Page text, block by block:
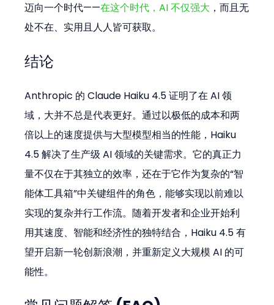
迈向一个时代——在这个时代，AI 不仅强大 ，而且无
处不在、实用且人人皆可获取。
结论
Anthropic 的 Claude Haiku 4.5 证明了在 AI 领
域，大并不总是代表更好。通过以极低的成本和两
倍以上的速度提供与大型模型相当的性能，Haiku
4.5 解决了生产级 AI 领域的关键需求。它的真正力
量不仅在于其独立的效率，还在于它作为复杂的“智
能体工具箱”中关键组件的角色，能够实现以前难以
实现的复杂并行工作流。随着开发者和企业开始利
用其速度、智能和经济性的独特结合，Haiku 4.5 有
望开启新一轮创新浪潮，并重新定义大规模 AI 的可
能性。